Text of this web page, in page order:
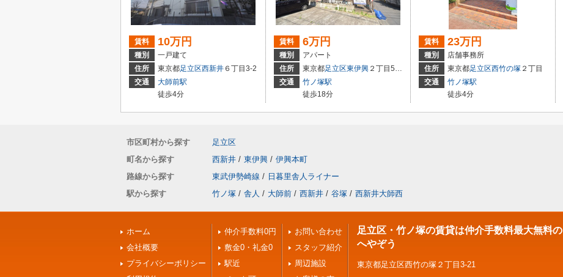
賃料 10万円
種別
一戸建て
住所
東京都足立区西新井 ６丁目3-2
交通
大師前駅
徒歩4分
賃料 6万円
種別
アパート
住所
東京都足立区東伊興 ２丁目5-14
交通
竹ノ塚駅
徒歩18分
賃料 23万円
種別
店舗事務所
住所
東京都足立区西竹の塚 ２丁目
交通
竹ノ塚駅
徒歩4分
市区町村から探す
足立区
町名から探す
西新井 / 東伊興 / 伊興本町
路線から探す
東武伊勢崎線 / 日暮里舎人ライナー
駅から探す
竹ノ塚 / 舎人 / 大師前 / 西新井 / 谷塚 / 西新井大師西
ホーム
会社概要
プライバシーポリシー
仲介手数料0円
敷金0・礼金0
駅近
お問い合わせ
スタッフ紹介
周辺施設
足立区・竹ノ塚の賃貸は仲介手数料最大無料の
へやぞう
東京都足立区西竹の塚２丁目3-21